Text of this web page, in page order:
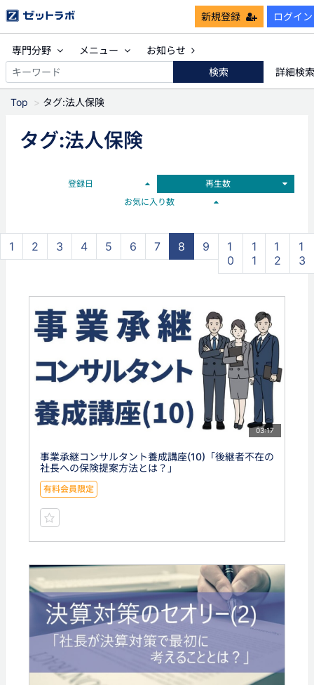
新規登録 ログイン
専門分野 メニュー
お知らせ
検索
詳細検
Top タグ:法人保険
タグ:法人保険
登録日
再生数
お気に入り数
1 2 3 4 5 6 7 8 9
1
0
1
1
1
2
1
3
03:17
事業承継コンサルタント養成講座(10)「後継者不在の
社長への保険提案方法とは？」
有料会員限定